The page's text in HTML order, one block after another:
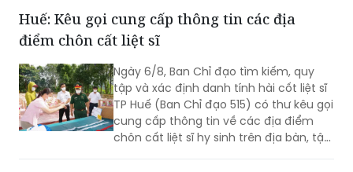
nghìn năm văn hiến.
Huế: Kêu gọi cung cấp thông tin các địa
điểm chôn cất liệt sĩ
Ngày 6/8, Ban Chỉ đạo tìm kiếm, quy
tập và xác định danh tính hài cốt liệt sĩ
TP Huế (Ban Chỉ đạo 515) có thư kêu gọi
cung cấp thông tin về các địa điểm
chôn cất liệt sĩ hy sinh trên địa bàn, tập